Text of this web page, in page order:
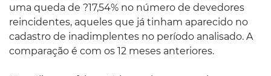
uma queda de ?17,54% no número de devedores
reincidentes, aqueles que já tinham aparecido no
cadastro de inadimplentes no período analisado. A
comparação é com os 12 meses anteriores.